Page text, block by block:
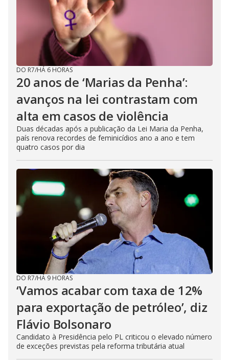
DO R7/HÁ 6 HORAS
20 anos de ‘Marias da Penha’:
avanços na lei contrastam com
alta em casos de violência
Duas décadas após a publicação da Lei Maria da Penha,
país renova recordes de feminicídios ano a ano e tem
quatro casos por dia
DO R7/HÁ 9 HORAS
‘Vamos acabar com taxa de 12%
para exportação de petróleo’, diz
Flávio Bolsonaro
Candidato à Presidência pelo PL criticou o elevado número
de exceções previstas pela reforma tributária atual